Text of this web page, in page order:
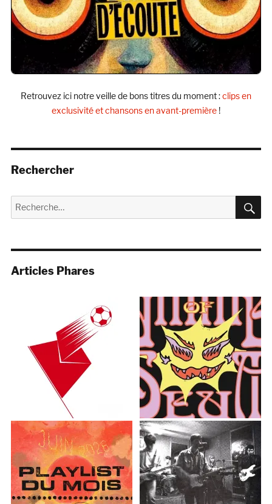
Retrouvez ici notre veille de bons titres du moment :clips en
exclusivité et chansons en avant-première !
Rechercher
Recherche
pour :
Articles Phares